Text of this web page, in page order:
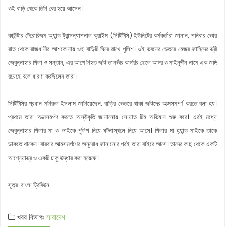
ওই বাড়ি থেকে তিনি বের হয়ে আসেন।
কাউন্টার টেরোরিজম অ্যান্ড ট্রান্সন্যাশনাল ক্রাইম (সিটিটিসি) ইউনিটের কর্মকর্তারা জানান, শনিবার ভোর
রাত থেকে রাজধানীর আশকোনায় ওই বাড়িটি ঘিরে রাখে পুলিশ। ওই ভবনের ভেতরে মেজর জাহিদের স্ত্রী
জেবুন্নাহার শিলা ও সন্তান, এর আগে নিহত জঙ্গি তানভীর কাদরির ছেলে আদর ও মাইনুদ্দীন নামে এক জঙ্গি
রয়েছে বলে ধারণা করছিলেন তারা।
সিটিটিসির প্রধান মনিরুল ইসলাম জানিয়েছেন, বাড়ির ভেতরে থাকা জঙ্গিদের আত্মসমপর্ণ করতে বলা হয়।
প্রথমে তারা আত্মসমর্পণ করতে অস্বীকৃতি জানানোয় সোয়াত টিম অভিযান শুরু করে। এরই মধ্যে
জেবুন্নাহার শিলার মা ও ভাইকে পুলিশ নিয়ে ঘটনাস্থলে নিয়ে আসে। শিলার মা হ্যান্ড মাইকে তাকে
ডাকতে থাকেন। বারবার আত্মসমর্পণের অনুরোধ জানানোর পরই তারা বাইরে আসে। তাদের কাছ থেকে একটি
আগ্নেয়াস্ত্র ও একটি চাকু উদ্ধার করা হয়েছে।
সূত্র: বাংলা ট্রিবিউন
খবর বিভাগঃসারাদেশ